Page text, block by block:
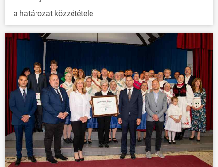
a határozat közzététele